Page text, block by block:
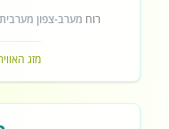
רוח מערב-צפון מערבית
מזג